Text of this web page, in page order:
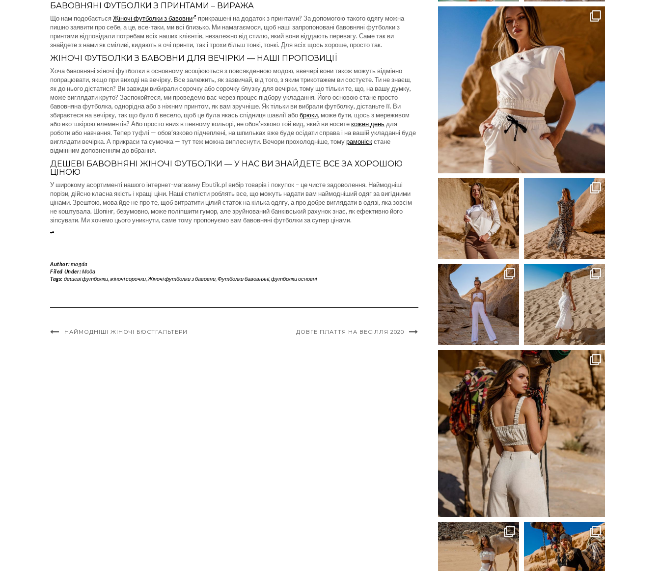
БАВОВНЯНІ ФУТБОЛКИ З ПРИНТАМИ – ВИРАЖА
Що нам подобаєтьсяЖіночі футболки з бавовни
прикрашені на додаток з принтами? За допомогою такого одягу можна
пишно заявити про себе, а це, все-таки, ми всі близько. Ми намагаємося, щоб наші запропоновані бавовняні футболки з
принтами відповідали потребам всіх наших клієнтів, незалежно від стилю, який вони віддають перевагу. Саме так ви
знайдете з нами як сміливі, кидають в очі принти, так і трохи більш тонкі, тонкі. Для всіх щось хороше, просто так.
ЖІНОЧІ ФУТБОЛКИ З БАВОВНИ ДЛЯ ВЕЧІРКИ — НАШІ ПРОПОЗИЦІЇ
Хоча бавовняні жіночі футболки в основному асоціюються з повсякденною модою, ввечері вони також можуть відмінно
попрацювати, якщо при виході на вечірку. Все залежить, як зазвичай, від того, з яким трикотажем ви состуєте. Ти не знаєш,
як до нього дістатися? Ви завжди вибирали сорочку або сорочку блузку для вечірки, тому що тільки те, що, на вашу думку,
може виглядати круто? Заспокойтеся, ми проведемо вас через процес підбору укладання. Його основою стане просто
бавовняна футболка, однорідна або з ніжним принтом, як вам зручніше. Як тільки ви вибрали футболку, дістаньте її. Ви
збираєтеся на вечірку, так що було б весело, щоб це була якась спідниця шавлії абобрюки, може бути, щось з мереживом
або еко-шкірою елементів? Або просто вниз в певному кольорі, не обов’язково той вид, який ви носитекожен день для
роботи або навчання. Тепер туфлі — обов’язково підчеплені, на шпильках вже буде осідати справа і на вашій укладанні буде
виглядати вечірка. А прикраси та сумочка — тут теж можна виплеснути. Вечори прохолодніше, томурамоніскстане
відмінним доповненням до вбрання.
ДЕШЕВІ БАВОВНЯНІ ЖІНОЧІ ФУТБОЛКИ — У НАС ВИ ЗНАЙДЕТЕ ВСЕ ЗА ХОРОШОЮ
ЦІНОЮ
У широкому асортименті нашого інтернет-магазину Ebutik.pl вибір товарів і покупок – це чисте задоволення. Наймодніші
порізи, дійсно класна якість і кращі ціни. Наші стилісти роблять все, що можуть надати вам наймодніший одяг за вигідними
цінами. Зрештою, мова йде не про те, щоб витратити цілий статок на кілька одягу, а про добре виглядати в одязі, яка зовсім
не коштувала. Шопінг, безумовно, може поліпшити гумор, але зруйнований банківський рахунок знає, як ефективно його
зіпсувати. Ми хочемо цього уникнути, саме тому пропонуємо вам бавовняні футболки за супер цінами.
Author:magda
Filed Under:Мода
Tags: дешеві футболки, жіночі сорочки, Жіночі футболки з бавовни, Футболки бавовняні, футболки основні
НАЙМОДНІШІ ЖІНОЧІ БЮСТГАЛЬТЕРИ ДОВГЕ ПЛАТТЯ НА ВЕСІЛЛЯ 2020
ebutikpl
Сер 23
ebutikpl
Сер 23
ebutikpl
Сер 23
Сер 23
ebutikpl
Сер 23
ebutikpl
Сер 20
ebutikpl ebutikpl